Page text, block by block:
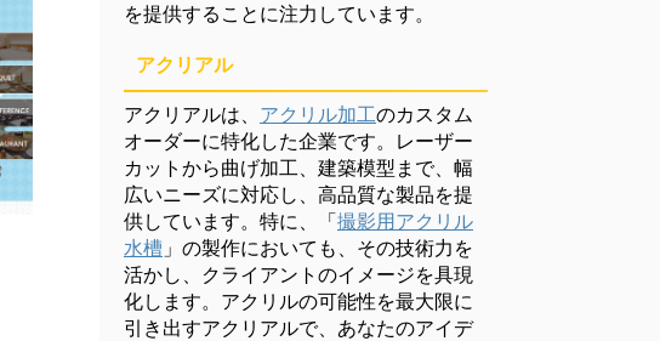
を提供することに注力しています。
アクリアル
アクリアルは、 アクリル加工のカスタム
オーダーに特化した企業です。レーザー
カットから曲げ加工、建築模型まで、幅
広いニーズに対応し、高品質な製品を提
供しています。特に、「撮影用アクリル
水槽 」の製作においても、その技術力を
活かし、クライアントのイメージを具現
化します。アクリルの可能性を最大限に
引き出すアクリアルで、あなたのアイデ